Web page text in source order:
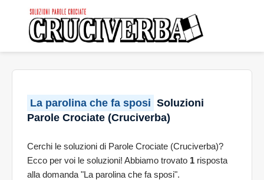
La parolina che fa sposi Soluzioni
Parole Crociate (Cruciverba)
Cerchi le soluzioni di Parole Crociate (Cruciverba)?
Ecco per voi le soluzioni! Abbiamo trovato 1 risposta
alla domanda "La parolina che fa sposi".